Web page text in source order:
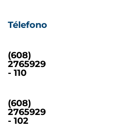
Télefono
(608)
2765929
- 110
(608)
2765929
- 102